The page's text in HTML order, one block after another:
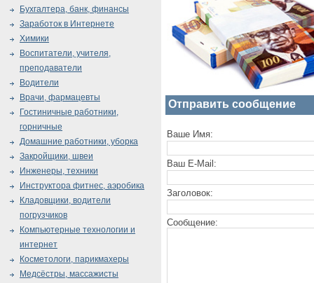
Отправить сообщение
Ваше Имя:
Ваш E-Mail:
Заголовок:
Сообщение:
Бухгалтера, банк, финансы
Заработок в Интернете
Химики
Воспитатели, учителя,
преподаватели
Водители
Врачи, фармацевты
Гостиничные работники,
горничные
Домашние работники, уборка
Закройщики, швеи
Инженеры, техники
Инструктора фитнес, аэробика
Кладовщики, водители
погрузчиков
Компьютерные технологии и
интернет
Косметологи, парикмахеры
Медсёстры, массажисты